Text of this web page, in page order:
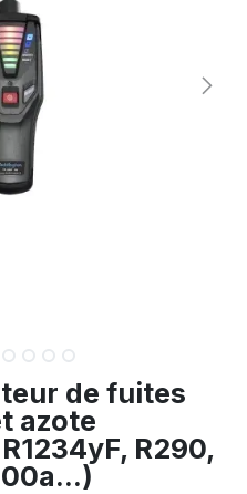
de fuites
azote
R290,